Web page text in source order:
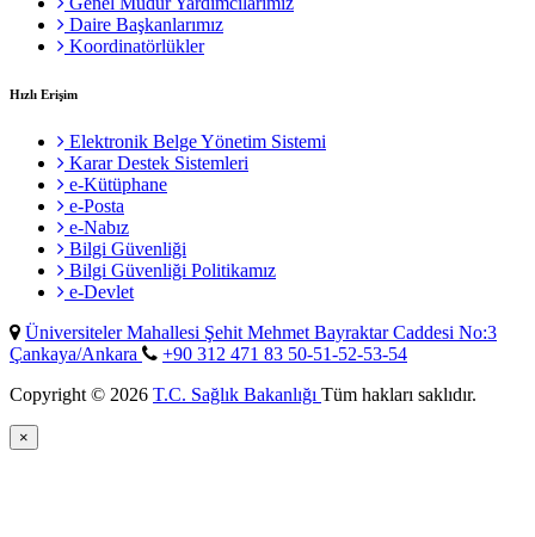
Daire Başkanlarımız
Koordinatörlükler
Hızlı Erişim
Elektronik Belge Yönetim Sistemi
Karar Destek Sistemleri
e-Kütüphane
e-Posta
e-Nabız
Bilgi Güvenliği
Bilgi Güvenliği Politikamız
e-Devlet
Üniversiteler Mahallesi Şehit Mehmet Bayraktar Caddesi No:3
Çankaya/Ankara
+90 312 471 83 50-51-52-53-54
Copyright © 2026 T.C. Sağlık Bakanlığı Tüm hakları saklıdır.
×